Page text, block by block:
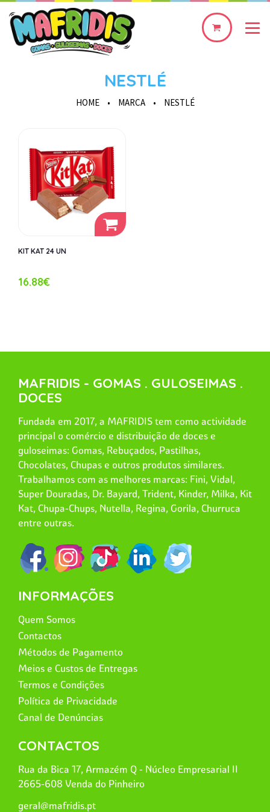
0
NESTLÉ
HOME • MARCA • NESTLÉ
KIT KAT 24 UN
16.88€
MAFRIDIS - GOMAS . GULOSEIMAS .
DOCES
Fundada em 2017, a MAFRIDIS tem como actividade
principal o comércio e distribuição de doces e
guloseimas: Gomas, Rebuçados, Pastilhas,
Chocolates, Chupas e outros produtos similares.
Trabalhamos com as melhores marcas: Fini, Vidal,
Super Douradas, Dr. Bayard, Trident, Kinder, Milka, Kit
Kat, Chupa-Chups, Nutella, Regina, Gorila, Churruca
entre outras.
INFORMAÇÕES
Quem Somos
Contactos
Métodos de Pagamento
Meios e Custos de Entregas
Termos e Condições
Política de Privacidade
Canal de Denúncias
CONTACTOS
Rua da Bica 17, Armazém Q - Núcleo Empresarial II
2665-608 Venda do Pinheiro
geral@mafridis.pt